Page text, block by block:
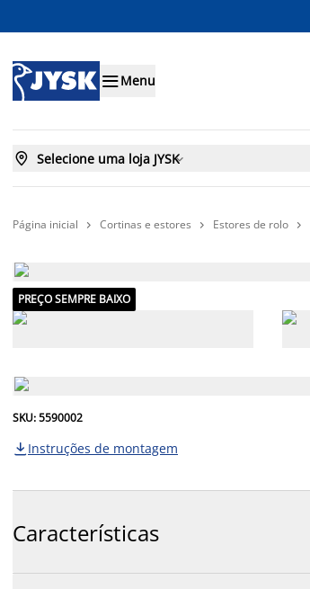
Menu
 Selecione uma loja JYSK
Página inicial  Cortinas e estores  Estores de rolo 
PREÇO SEMPRE BAIXO
SKU: 5590002
 Instruções de montagem
Características